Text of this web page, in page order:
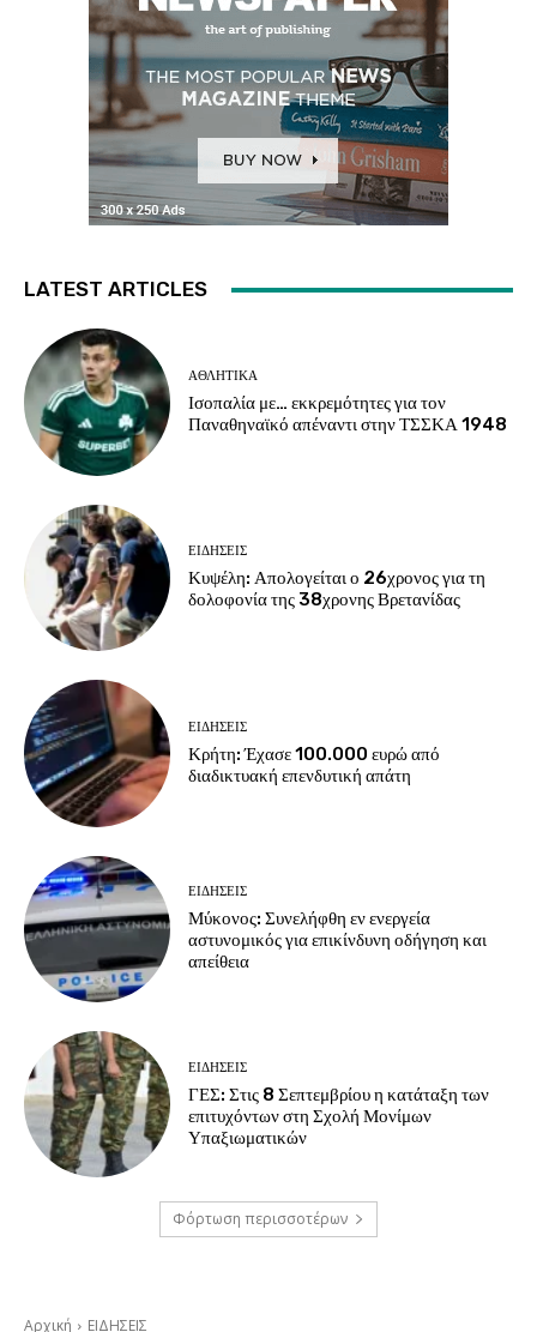
LATEST ARTICLES
ΑΘΛΗΤΙΚΑ
Ισοπαλία με… εκκρεμότητες για τον
Παναθηναϊκό απέναντι στην ΤΣΣΚΑ 1948
ΕΙΔΗΣΕΙΣ
Κυψέλη: Απολογείται ο 26χρονος για τη
δολοφονία της 38χρονης Βρετανίδας
ΕΙΔΗΣΕΙΣ
Κρήτη: Έχασε 100.000 ευρώ από
διαδικτυακή επενδυτική απάτη
ΕΙΔΗΣΕΙΣ
Μύκονος: Συνελήφθη εν ενεργεία
αστυνομικός για επικίνδυνη οδήγηση και
απείθεια
ΕΙΔΗΣΕΙΣ
ΓΕΣ: Στις 8 Σεπτεμβρίου η κατάταξη των
επιτυχόντων στη Σχολή Μονίμων
Υπαξιωματικών
Φόρτωση περισσοτέρων